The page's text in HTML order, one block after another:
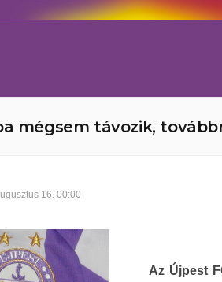
mégsem távozik,
16. 00:00
Az Újpest